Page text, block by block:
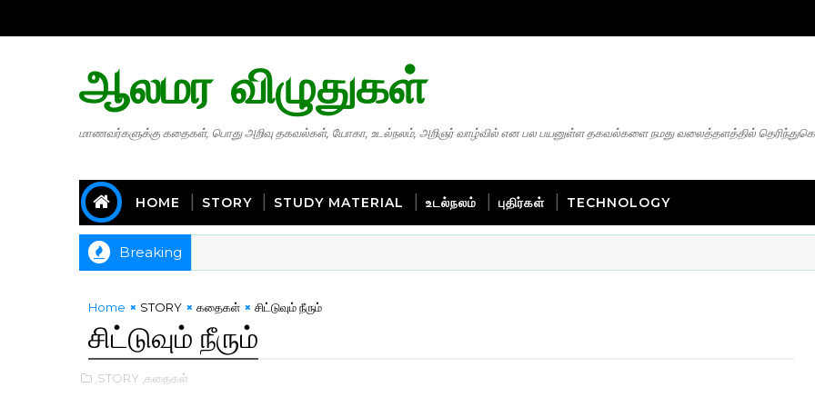
ஆலமர விழுதுகள்
மாணவர்களுக்கு கதைகள், பொது அறிவு தகவல்கள், யோகா, உடல்நலம், அறிஞர் வாழ்வில் என பல பயனுள்ள தகவல்களை நமது வலைத்தளத்தில்
HOME STORY STUDY MATERIAL உடல்நலம் புதிர்கள் TECHNOLOGY
Breaking
Home STORY கதைகள் சிட்டுவும் நீரும்
சிட்டுவும் நீரும்
,STORY ,கதைகள்